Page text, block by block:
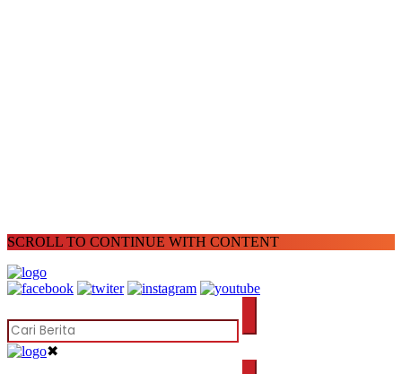
SCROLL TO CONTINUE WITH CONTENT
✖